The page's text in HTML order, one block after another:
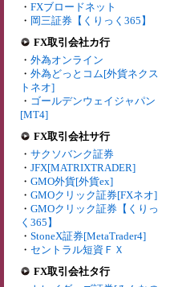
・ FXブロードネット
・ 岡三証券【くりっく365】
FX取引会社カ行
・ 外為オンライン
・ 外為どっとコム[外貨ネクス
トネオ]
・ ゴールデンウェイジャパン
[MT4]
FX取引会社サ行
・ サクソバンク証券
・ JFX[MATRIXTRADER]
・ GMO外貨[外貨ex]
・ GMOクリック証券[FXネオ]
・ GMOクリック証券【くりっ
く365】
・ StoneX証券[MetaTrader4]
・ セントラル短資ＦＸ
FX取引会社タ行